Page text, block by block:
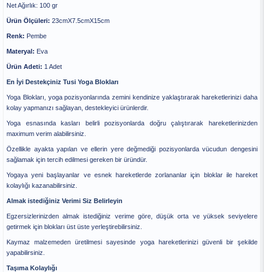
Net Ağırlık: 100 gr
Ürün Ölçüleri: 23cmX7.5cmX15cm
Renk: Pembe
Materyal: Eva
Ürün Adeti: 1 Adet
En İyi Destekçiniz Tusi Yoga Blokları
Yoga Blokları, yoga pozisyonlarında zemini kendinize yaklaştırarak hareketlerinizi daha
kolay yapmanızı sağlayan, destekleyici ürünlerdir.
Yoga esnasında kasları belirli pozisyonlarda doğru çalıştırarak hareketlerinizden
maximum verim alabilirsiniz.
Özellikle ayakta yapılan ve ellerin yere değmediği pozisyonlarda vücudun dengesini
sağlamak için tercih edilmesi gereken bir üründür.
Yogaya yeni başlayanlar ve esnek hareketlerde zorlananlar için bloklar ile hareket
kolaylığı kazanabilirsiniz.
Almak istediğiniz Verimi Siz Belirleyin
Egzersizlerinizden almak istediğiniz verime göre, düşük orta ve yüksek seviyelere
getirmek için blokları üst üste yerleştirebilirsiniz.
Kaymaz malzemeden üretilmesi sayesinde yoga hareketlerinizi güvenli bir şekilde
yapabilirsiniz.
Taşıma Kolaylığı